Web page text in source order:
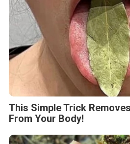
This Simple Trick
From Your Body!